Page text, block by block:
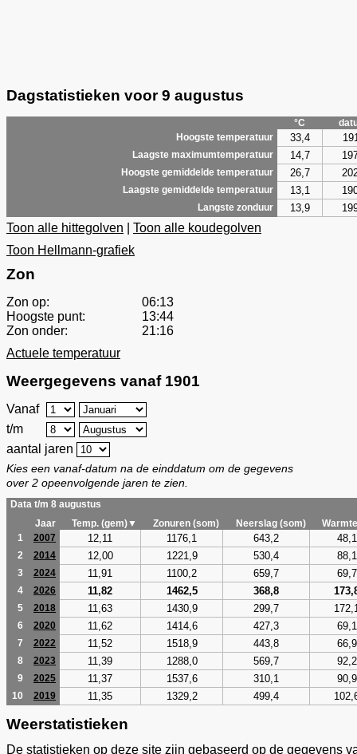
Dagstatistieken voor 9 augustus
°C
Hoogste temperatuur
33,4
Laagste maximumtemperatuur 14,7
Hoogste gemiddelde temperatuur 26,7
Laagste gemiddelde temperatuur 13,1
Langste zonduur 13,9
Toon alle hittegolven
Toon alle koudegolven
Toon Hellmann-grafiek
Zon
Zon op:
06:13
Hoogste punt:
13:44
Zon onder:
21:16
Actuele temperatuur
Weergegevens vanaf 1901
Vanaf
t/m
aantal jaren
Kies een vanaf-datum na de einddatum om de gegevens
over 2 opeenvolgende jaren te zien.
Data t/m 8 augustus
Jaar
Temp. (gem)▼ Zonuren (som) Neerslag (som)
1
2007 12,11 1176,1 643,2 48,1
2 2014 12,00 1221,9 530,4 88,1
3 2024 11,91 1100,2 659,7 69,7
4 2026 11,82 1462,5 368,8
5 2018 11,63 1430,9 299,7
6 2020 11,62 1414,6 427,3 69,1
7 2022 11,52 1518,9 443,8 66,9
8 2023 11,39 1288,0 569,7 92,2
9 2025 11,37 1537,6 310,1 90,9
10 2019 11,35 1329,2 499,4
Weerstatistieken
De statistieken op deze site zijn gebaseerd op de gegevens